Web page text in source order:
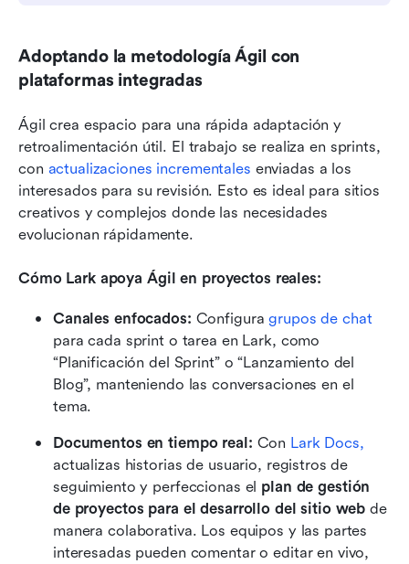
Adoptando la metodología Ágil con
plataformas integradas
Ágil crea espacio para una rápida adaptación y
retroalimentación útil. El trabajo se realiza en sprints,
con actualizaciones incrementales enviadas a los
interesados para su revisión. Esto es ideal para sitios
creativos y complejos donde las necesidades
evolucionan rápidamente.
Cómo Lark apoya Ágil en proyectos reales:
Canales enfocados: Configura grupos de chat
para cada sprint o tarea en Lark, como
“Planificación del Sprint” o “Lanzamiento del
Blog”, manteniendo las conversaciones en el
tema.
Documentos en tiempo real: Con Lark Docs,
actualizas historias de usuario, registros de
seguimiento y perfeccionas el plan de gestión
de proyectos para el desarrollo del sitio web de
manera colaborativa. Los equipos y las partes
interesadas pueden comentar o editar en vivo,